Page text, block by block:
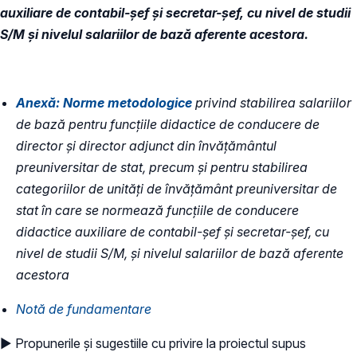
auxiliare de contabil-șef și secretar-șef, cu nivel de studii
S/M și nivelul salariilor de bază aferente acestora.
Anexă: Norme metodologice privind stabilirea salariilor
de bază pentru funcţiile didactice de conducere de
director şi director adjunct din învăţământul
preuniversitar de stat, precum şi pentru stabilirea
categoriilor de unităţi de învăţământ preuniversitar de
stat în care se normează funcţiile de conducere
didactice auxiliare de contabil-şef şi secretar-şef, cu
nivel de studii S/M, şi nivelul salariilor de bază aferente
acestora
Notă de fundamentare
► Propunerile și sugestiile cu privire la proiectul supus